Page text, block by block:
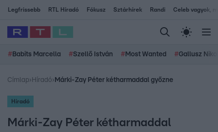
Legfrissebb RTL Híradó Fókusz Sztárhírek Randi Celeb vagyok,
# Babits Marcella #Szellő István # Most Wanted #Gallusz
Címlap› Híradó› Márki-Zay Péter kétharmaddal győzne
Híradó
Márki-Zay Péter kétharmaddal